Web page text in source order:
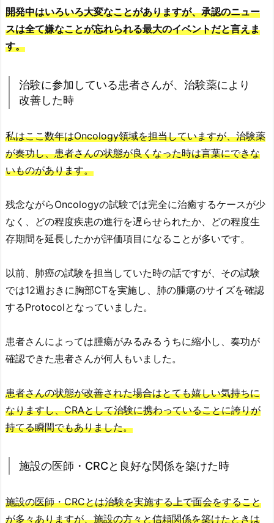
開発中はいろいろ大変なことがありますが、承認のニュー
スは全て嫌なことが忘れられる最大のイベントだと言えま
す。
治験に参加している患者さんが、治験薬により
改善した時
私はここ数年はOncology領域を担当していますが、治験薬
が奏功し、患者さんの状態が良くなった時は言葉にできな
いものがあります。
残念ながらOncologyの試験では完全に治癒するケースが少
なく、どの程度疾患の進行を遅らせられたか、どの程度生
存期間を延長したかが評価項目になることが多いです。
以前、肺癌の試験を担当していた時の話ですが、その試験
では12週おきに胸部CTを実施し、肺の腫瘍のサイズを確認
するProtocolとなっていました。
患者さんによっては腫瘍がみるみるうちに縮小し、奏功が
確認できた患者さんが何人もいました。
患者さんの状態が改善された場合はとても嬉しい気持ちに
なりますし、CRAとして治験に携わっていることに誇りが
持てる瞬間でもありました。
施設の医師・CRCと良好な関係を築けた時
施設の医師・CRCとは治験を実施する上で面会をすること
が多々ありますが、施設の方々と信頼関係を築けたときは